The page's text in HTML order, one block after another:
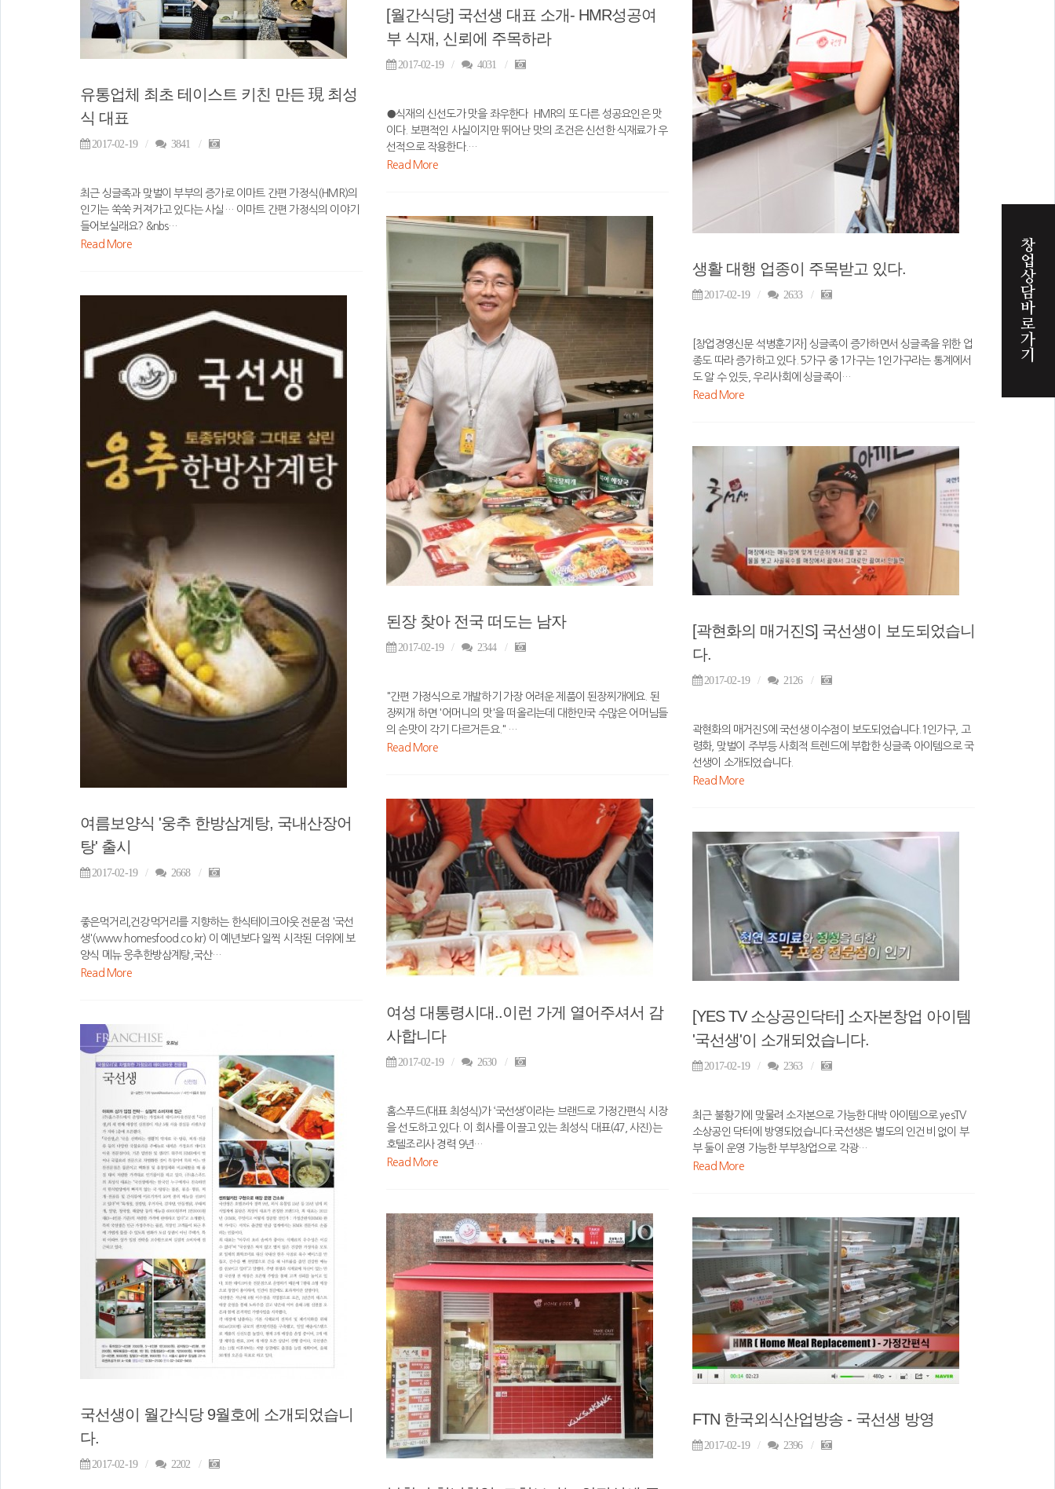
창
업
상
담
바
로
가
기
[월간식당] 국선생 대표 소개- HMR성공여
부 식재, 신뢰에 주목하라
2017-02-19 4031
●식재의 신선도가 맛을 좌우한다 HMR의 또 다른 성공요인은 맛
이다. 보편적인 사실이지만 뛰어난 맛의 조건은 신선한 식재료가 우
선적으로 작용한다.…
Read More
생활 대행 업종이 주목받고 있다.
2017-02-19 2633
[창업경영신문 석병훈기자] 싱글족이 증가하면서 싱글족을 위한 업
종도 따라 증가하고 있다. 5가구 중 1가구는 1인가구라는 통계에서
도 알 수 있듯, 우리사회에 싱글족이…
Read More
유통업체 최초 테이스트 키친 만든 現 최성
식 대표
2017-02-19 3841
최근 싱글족과 맞벌이 부부의 증가로 이마트 간편 가정식(HMR)의
인기는 쑥쑥 커져가고 있다는 사실… 이마트 간편 가정식의 이야기
들어보실래요? &nbs…
Read More
된장 찾아 전국 떠도는 남자
2017-02-19 2344
"간편 가정식으로 개발하기 가장 어려운 제품이 된장찌개에요. 된
장찌개 하면 '어머니의 맛'을 떠올리는데 대한민국 수많은 어머님들
의 손맛이 각기 다르거든요." …
Read More
여름보양식 '웅추 한방삼계탕, 국내산장어
탕' 출시
2017-02-19 2668
좋은먹거리,건강먹거리를 지향하는 한식테이크아웃 전문점 '국선
생'(www.homesfood.co.kr) 이 예년보다 일찍 시작된 더위에 보
양식 메뉴 웅추한방삼계탕,국산…
Read More
[곽현화의 매거진S] 국선생이 보도되었습니
다.
2017-02-19 2126
곽현화의 매거진S에 국선생 이수점이 보도되었습니다.1인가구, 고
령화, 맞벌이 주부등 사회적 트렌드에 부합한 싱글족 아이템으로 국
선생이 소개되었습니다.
Read More
여성 대통령시대..이런 가게 열어주셔서 감
사합니다
2017-02-19 2630
홈스푸드(대표 최성식)가 ‘국선생’이라는 브랜드로 가정간편식 시장
을 선도하고 있다. 이 회사를 이끌고 있는 최성식 대표(47, 사진)는
호텔조리사 경력 9년…
Read More
[YES TV 소상공인닥터] 소자본창업 아이템
'국선생'이 소개되었습니다.
2017-02-19 2363
최근 불황기에 맞물려 소자본으로 가능한 대박 아이템으로 yesTV
소상공인 닥터에 방영되었습니다.국선생은 별도의 인건비 없이 부
부 둘이 운영 가능한 부부창업으로 각광…
Read More
국선생이 월간식당 9월호에 소개되었습니
다.
2017-02-19 2202
FTN 한국외식산업방송 - 국선생 방영
2017-02-19 2396